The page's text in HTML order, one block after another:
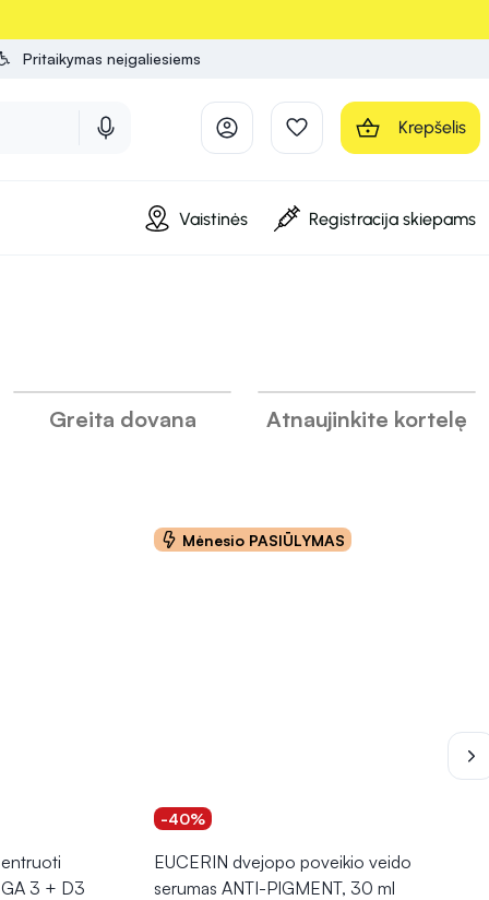
Pritaikymas neįgaliesiems
Krepšelis
Vaistinės Registracija skiepams
Greita dovana Atnaujinkite kortelę
3 + D3
Mėnesio PASIŪLYMAS
-40%
EUCERIN dvejopo poveikio veido
serumas ANTI-PIGMENT, 30 ml